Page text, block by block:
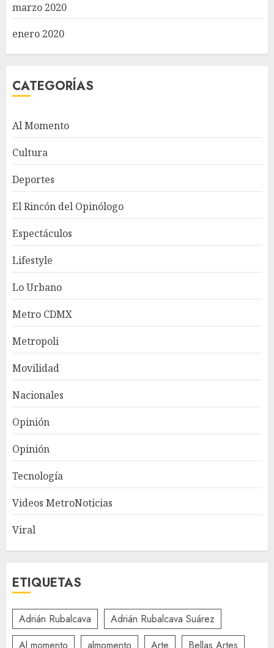
marzo 2020
enero 2020
CATEGORÍAS
Al Momento
Cultura
Deportes
El Rincón del Opinólogo
Espectáculos
Lifestyle
Lo Urbano
Metro CDMX
Metropoli
Movilidad
Nacionales
Opinión
Opinión
Tecnología
Videos MetroNoticias
Viral
ETIQUETAS
Adrián Rubalcava
Adrián Rubalcava Suárez
Al momento
almomento Arte Bellas Artes